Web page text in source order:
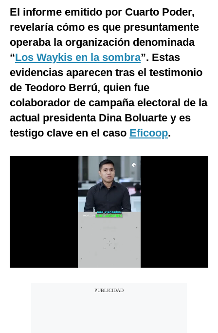
España
Internacional
Tecnología
Mix
G de Gestión
Notas Contratadas
Somos?
El informe emitido por Cuarto Poder,
revelaría cómo es que presuntamente
operaba la organización denominada
“Los Waykis en la sombra”. Estas
evidencias aparecen tras el testimonio
de Teodoro Berrú, quien fue
colaborador de campaña electoral de la
actual presidenta Dina Boluarte y es
testigo clave en el caso Eficoop.